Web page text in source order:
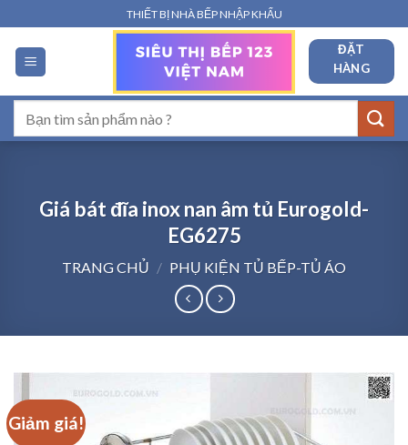
qua
nội
dung
THIẾT BỊ NHÀ BẾP NHẬP KHẨU
ĐẶT
HÀNG
kiếm:
Giá bát đĩa inox nan âm tủ Eurogold-
EG6275
TRANG CHỦ / PHỤ KIỆN TỦ BẾP-TỦ ÁO
Giảm giá!